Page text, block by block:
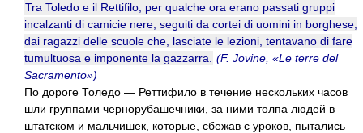
Tra Toledo e il Rettifilo, per qualche ora erano passati gruppi
incalzanti di camicie nere, seguiti da cortei di uomini in borghese,
dai ragazzi delle scuole che, lasciate le lezioni, tentavano di fare
tumultuosa e imponente la gazzarra.
(F. Jovine, «Le terre del
Sacramento»)
По дороге Толедо — Реттифило в течение нескольких часов
шли группами чернорубашечники, за ними толпа людей в
штатском и мальчишек, которые, сбежав с уроков, пытались